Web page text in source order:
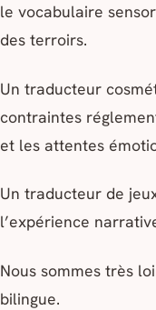
le vocabulaire
des terroirs.
Un traducteur
contraintes
et les attentes
Un traducteur de
l’expérience
Nous sommes très
bilingue.